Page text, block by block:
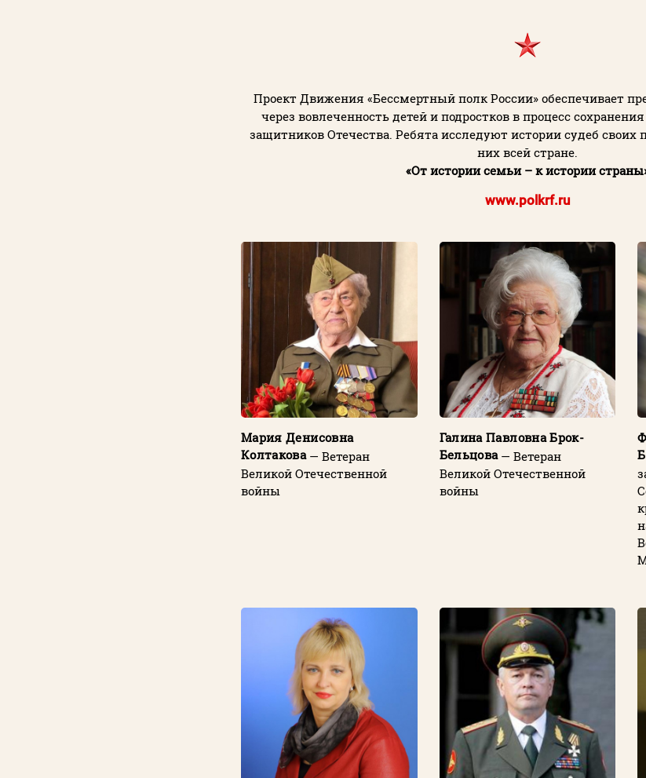
Проект Движения «Бессмертный полк России» обеспечивает
через вовлеченность детей и подростков в процесс
защитников Отечества. Ребята исследуют истории судеб своих
них всей стране.
«От истории семьи – к истории
www.polkrf.ru
Мария Денисовна
Колтакова— Ветеран
Великой Отечественной
войны
Галина Павловна Брок-
Бельцова— Ветеран
Великой Отечественной
войны